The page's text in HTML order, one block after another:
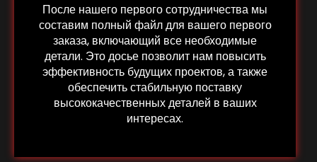
После нашего первого сотрудничества мы
составим полный файл для вашего первого
заказа, включающий все необходимые
детали. Это досье позволит нам повысить
эффективность будущих проектов, а также
обеспечить стабильную поставку
высококачественных деталей в ваших
интересах.